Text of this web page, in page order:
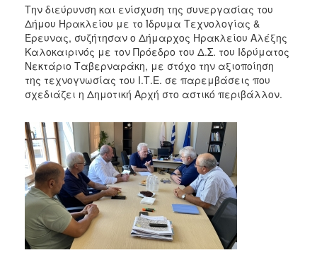
2020
2019
2018
2017
2016
2013
2012
2011
2010
2006
Την διεύρυνση και ενίσχυση της συνεργασίας του
Δήμου Ηρακλείου με το Ίδρυμα Τεχνολογίας &
Έρευνας, συζήτησαν ο Δήμαρχος Ηρακλείου Αλέξης
Καλοκαιρινός με τον Πρόεδρο του Δ.Σ. του Ιδρύματος
Νεκτάριο Ταβερναράκη, με στόχο την αξιοποίηση
της τεχνογνωσίας του Ι.Τ.Ε. σε παρεμβάσεις που
σχεδιάζει η Δημοτική Αρχή στο αστικό περιβάλλον.